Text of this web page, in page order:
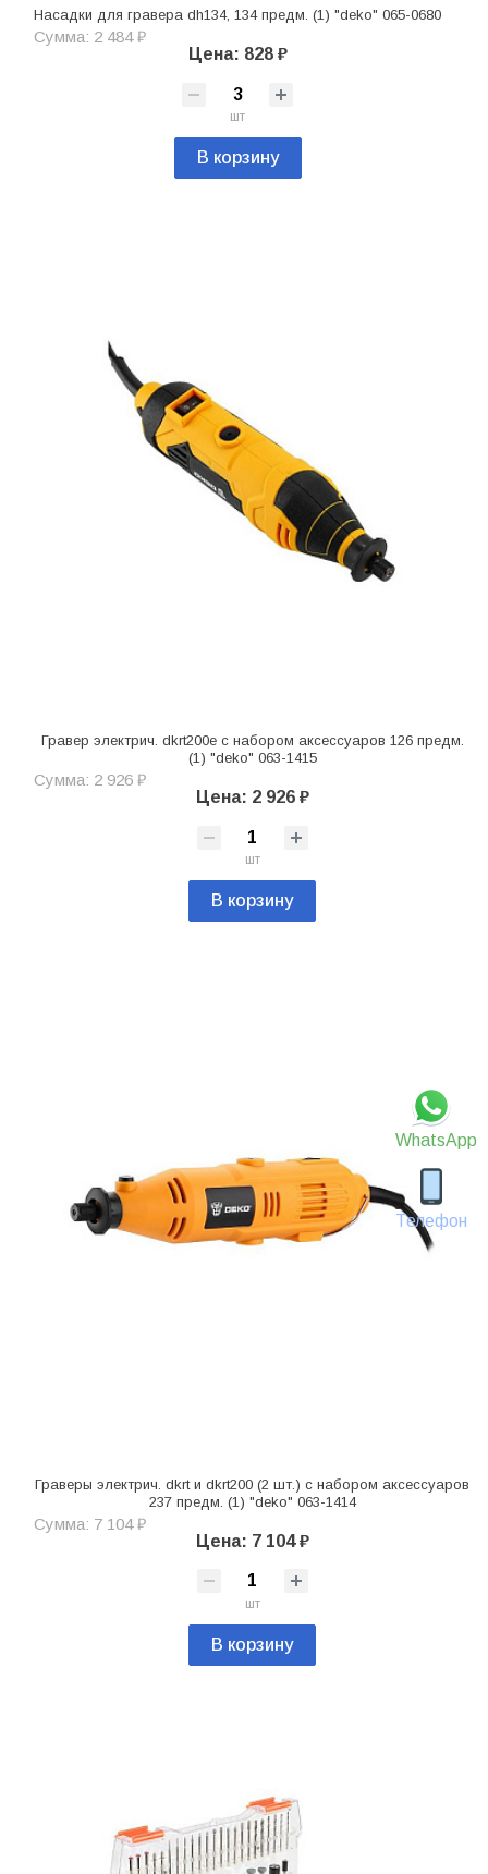
WhatsApp
Телефон
Насадки для гравера dh134, 134 предм. (1) "deko" 065-0680
Сумма: 2 484 ₽
Цена: 828 ₽
шт
В корзину
Гравер электрич. dkrt200e с набором аксессуаров 126 предм.
(1) "deko" 063-1415
Сумма: 2 926 ₽
Цена: 2 926 ₽
шт
В корзину
Граверы электрич. dkrt и dkrt200 (2 шт.) с набором аксессуаров
237 предм. (1) "deko" 063-1414
Сумма: 7 104 ₽
Цена: 7 104 ₽
шт
В корзину